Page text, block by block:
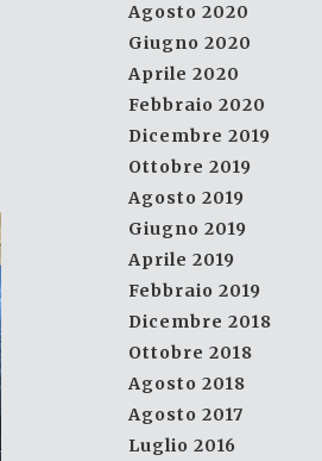
Agosto 2020
Giugno 2020
Aprile 2020
Febbraio 2020
Dicembre 2019
Ottobre 2019
Agosto 2019
Giugno 2019
Aprile 2019
Febbraio 2019
Dicembre 2018
Ottobre 2018
Agosto 2018
Agosto 2017
Luglio 2016